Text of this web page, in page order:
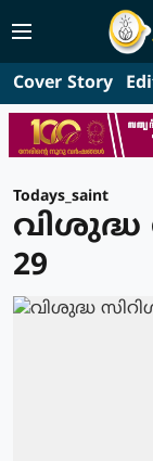
Cover Story
Todays_saint
വിശുദ്ധ
29